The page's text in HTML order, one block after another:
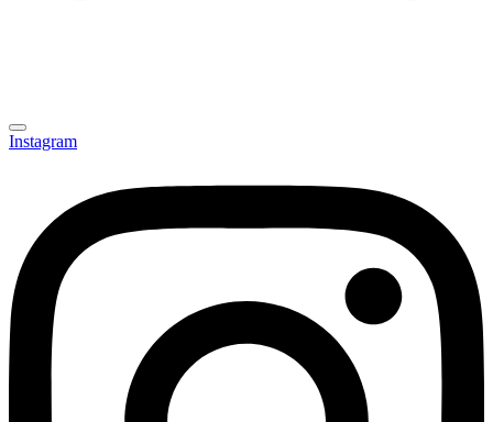
Instagram